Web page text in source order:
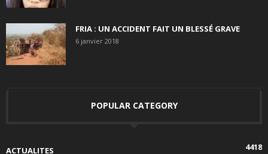
FRIA : UN ACCIDENT FAIT UN BLESSÉ GRAVE
6 janvier 2018
POPULAR CATEGORY
ACTUALITES
4418